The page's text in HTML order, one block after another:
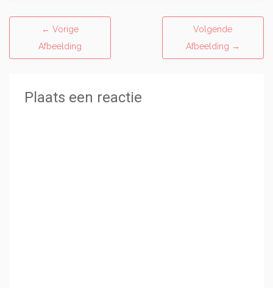
← Vorige
Afbeelding
Volgende
Afbeelding →
Plaats een reactie